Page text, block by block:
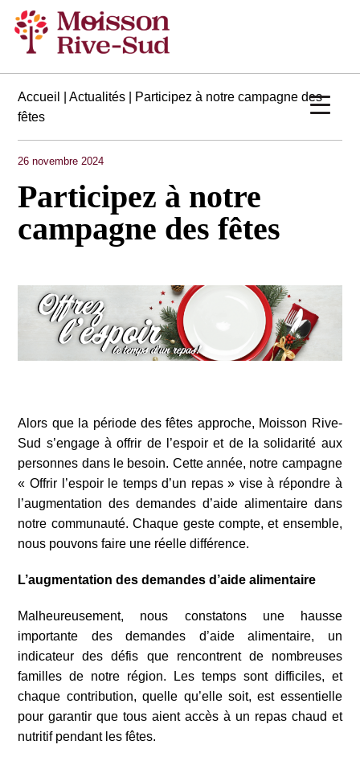
Accueil |Actualités | Participez à notre campagne des
fêtes
26 novembre 2024
Participez à notre
campagne des fêtes
Alors que la période des fêtes approche, Moisson Rive-
Sud s’engage à offrir de l’espoir et de la solidarité aux
personnes dans le besoin. Cette année, notre campagne
« Offrir l’espoir le temps d’un repas » vise à répondre à
l’augmentation des demandes d’aide alimentaire dans
notre communauté. Chaque geste compte, et ensemble,
nous pouvons faire une réelle différence.
L’augmentation des demandes d’aide alimentaire
Malheureusement, nous constatons une hausse
importante des demandes d’aide alimentaire, un
indicateur des défis que rencontrent de nombreuses
familles de notre région. Les temps sont difficiles, et
chaque contribution, quelle qu’elle soit, est essentielle
pour garantir que tous aient accès à un repas chaud et
nutritif pendant les fêtes.